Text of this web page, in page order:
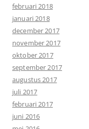
februari 2018
januari 2018
december 2017
november 2017
oktober 2017
september 2017
augustus 2017
juli 2017
februari 2017
juni 2016